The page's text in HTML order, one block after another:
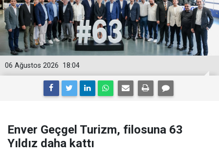
18:04
06 Ağustos 2026
Enver Geçgel Turizm, filosuna 63
Yıldız daha kattı